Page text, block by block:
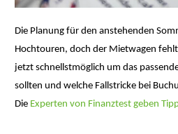
Die Planung für den anstehenden
Hochtouren, doch der Mietwagen
jetzt schnellstmöglich um das
sollten und welche Fallstricke bei
Die Experten von Finanztest geben